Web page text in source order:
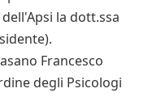
la dott.ssa
Francesco
degli Psicologi